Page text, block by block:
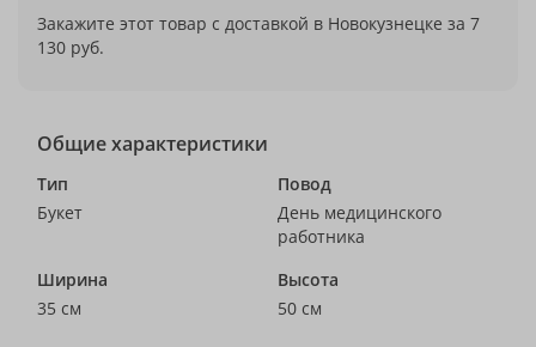
Закажите этот товар с доставкой в Новокузнецке за 7
130 руб.
Общие характеристики
Тип
Букет
Повод
День медицинского
работника
Ширина
35 см
Высота
50 см